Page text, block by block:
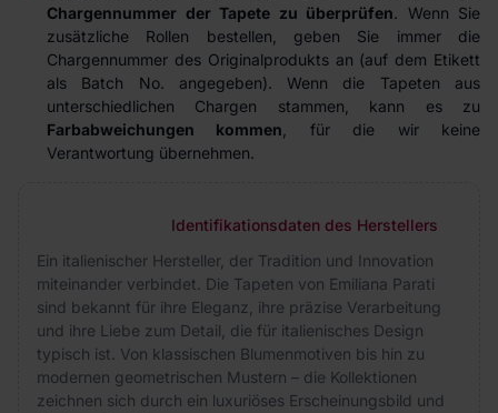
Chargennummer der Tapete zu überprüfen. Wenn Sie
zusätzliche Rollen bestellen, geben Sie immer die
Chargennummer des Originalprodukts an (auf dem Etikett
als Batch No. angegeben). Wenn die Tapeten aus
unterschiedlichen Chargen stammen, kann es zu
Farbabweichungen kommen , für die wir keine
Verantwortung übernehmen.
Identifikationsdaten des Herstellers
Ein italienischer Hersteller, der Tradition und Innovation
miteinander verbindet. Die Tapeten von Emiliana Parati
sind bekannt für ihre Eleganz, ihre präzise Verarbeitung
und ihre Liebe zum Detail, die für italienisches Design
typisch ist. Von klassischen Blumenmotiven bis hin zu
modernen geometrischen Mustern – die Kollektionen
zeichnen sich durch ein luxuriöses Erscheinungsbild und